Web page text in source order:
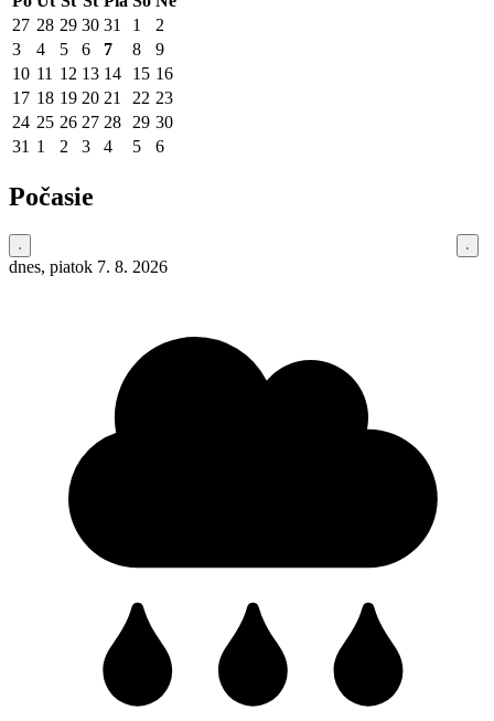
27 28 29 30 31 1
2
3
4 5 6 7 8
9
10 11 12 13 14 15 16
17 18 19 20 21 22 23
24 25 26 27 28 29 30
31 1 2 3 4 5 6
Počasie
dnes, piatok 7. 8. 2026